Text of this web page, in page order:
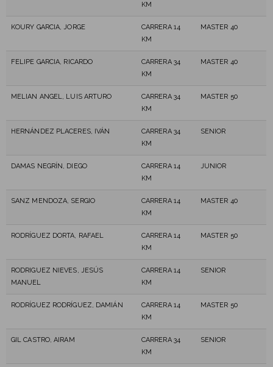
KM
KOURY GARCIA, JORGE
CARRERA 14
KM
MASTER 40
FELIPE GARCIA, RICARDO
CARRERA 34
KM
MASTER 40
MELIAN ANGEL, LUIS ARTURO
CARRERA 34
KM
MASTER 50
HERNÁNDEZ PLACERES, IVÁN
CARRERA 34
KM
SENIOR
DAMAS NEGRÍN, DIEGO
CARRERA 14
KM
JUNIOR
SANZ MENDOZA, SERGIO
CARRERA 14
KM
MASTER 40
RODRÍGUEZ DORTA, RAFAEL
CARRERA 14
KM
MASTER 50
RODRIGUEZ NIEVES, JESÚS
MANUEL
CARRERA 14
KM
SENIOR
RODRÍGUEZ RODRÍGUEZ, DAMIÁN
CARRERA 14
KM
MASTER 50
GIL CASTRO, AIRAM
CARRERA 34
KM
SENIOR